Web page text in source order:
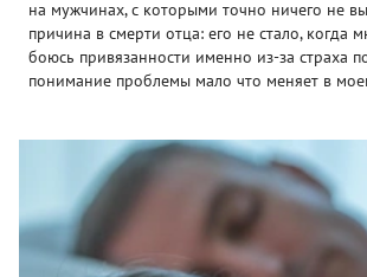
на мужчинах, с которыми точно ничего не
причина в смерти отца: его не стало, когда
боюсь привязанности именно из-за страха
понимание проблемы мало что меняет в